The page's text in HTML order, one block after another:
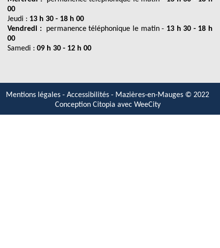
00
Jeudi : 13 h 30 - 18 h 00
Vendredi : permanence téléphonique le matin - 13 h 30 - 18 h
00
Samedi : 09 h 30 - 12 h 00
Mentions légales - Accessibilités - Mazières-en-Mauges © 2022
Conception Citopia avec WeeCity